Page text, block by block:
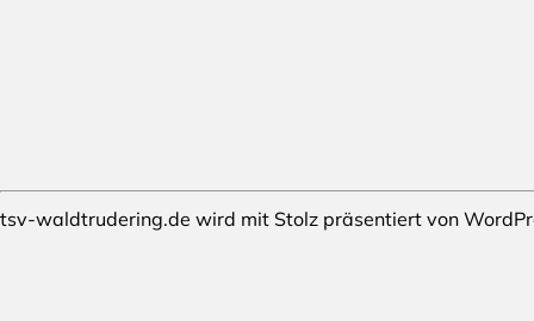
tsv-waldtrudering.de wird mit Stolz präsentiert von